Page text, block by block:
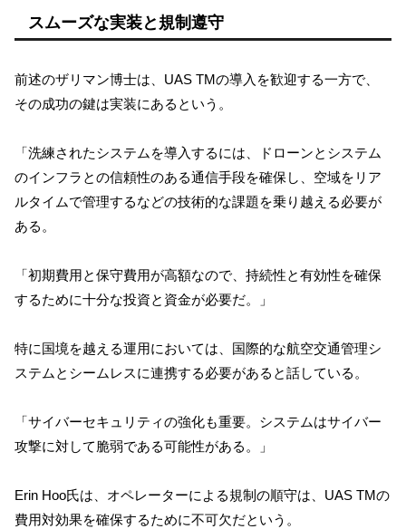
スムーズな実装と規制遵守
前述のザリマン博士は、UAS TMの導入を歓迎する一方で、
その成功の鍵は実装にあるという。
「洗練されたシステムを導入するには、ドローンとシステム
のインフラとの信頼性のある通信手段を確保し、空域をリア
ルタイムで管理するなどの技術的な課題を乗り越える必要が
ある。
「初期費用と保守費用が高額なので、持続性と有効性を確保
するために十分な投資と資金が必要だ。」
特に国境を越える運用においては、国際的な航空交通管理シ
ステムとシームレスに連携する必要があると話している。
「サイバーセキュリティの強化も重要。システムはサイバー
攻撃に対して脆弱である可能性がある。」
Erin Hoo氏は、オペレーターによる規制の順守は、UAS TMの
費用対効果を確保するために不可欠だという。